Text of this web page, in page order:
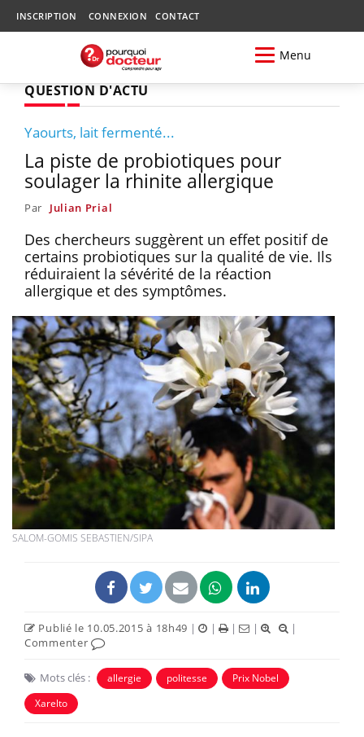
INSCRIPTION CONNEXION CONTACT
Menu
QUESTION D'ACTU
Yaourts, lait fermenté...
La piste de probiotiques pour
soulager la rhinite allergique
Par Julian Prial
Des chercheurs suggèrent un effet positif de
certains probiotiques sur la qualité de vie. Ils
réduiraient la sévérité de la réaction
allergique et des symptômes.
SALOM-GOMIS SEBASTIEN/SIPA
Publié le 10.05.2015 à 18h49 | | | |
|
Commenter
Mots clés : allergie politesse
Prix Nobel
Xarelto